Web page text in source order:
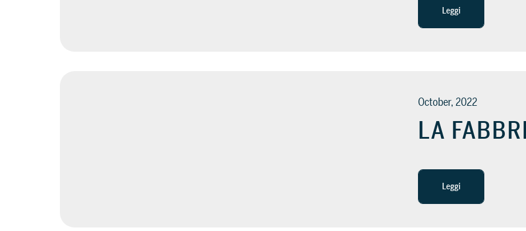
Leggi
October, 2022
LA
Leggi